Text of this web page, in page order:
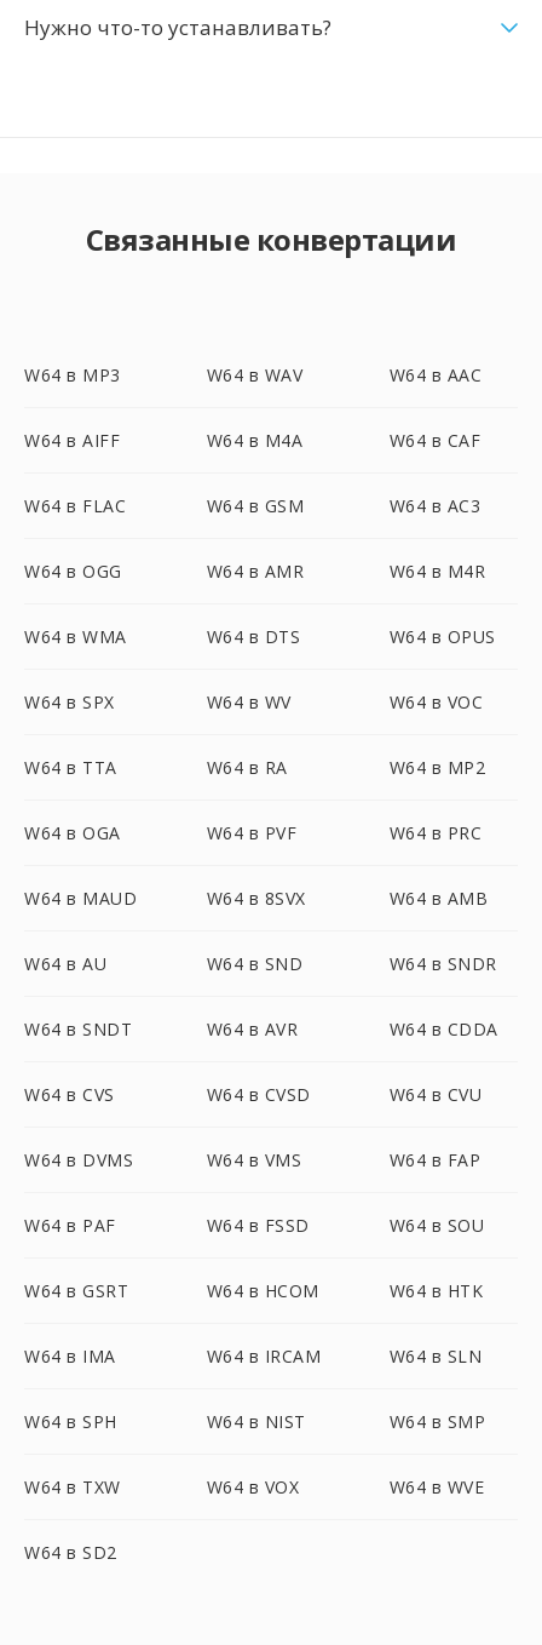
Нужно что-то устанавливать?
Связанные конвертации
W64 в MP3 W64 в WAV W64 в AAC
W64 в AIFF W64 в M4A W64 в CAF
W64 в FLAC W64 в GSM W64 в AC3
W64 в OGG W64 в AMR W64 в M4R
W64 в WMA W64 в DTS W64 в OPUS
W64 в SPX W64 в WV W64 в VOC
W64 в TTA W64 в RA W64 в MP2
W64 в OGA W64 в PVF W64 в PRC
W64 в MAUD W64 в 8SVX W64 в AMB
W64 в AU W64 в SND W64 в SNDR
W64 в SNDT W64 в AVR W64 в CDDA
W64 в CVS W64 в CVSD W64 в CVU
W64 в DVMS W64 в VMS W64 в FAP
W64 в PAF W64 в FSSD W64 в SOU
W64 в GSRT W64 в HCOM W64 в HTK
W64 в IMA W64 в IRCAM W64 в SLN
W64 в SPH W64 в NIST W64 в SMP
W64 в TXW W64 в VOX W64 в WVE
W64 в SD2